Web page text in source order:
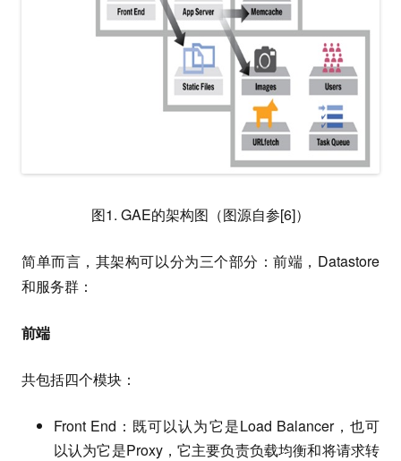
图1. GAE的架构图（图源自参[6]）
简单而言，其架构可以分为三个部分：前端，Datastore
和服务群：
前端
共包括四个模块：
Front End：既可以认为它是Load Balancer，也可
以认为它是Proxy，它主要负责负载均衡和将请求转